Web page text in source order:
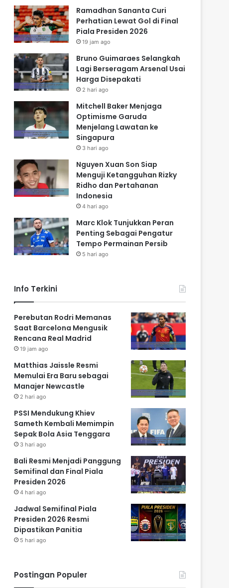
Ramadhan Sananta Curi
Perhatian Lewat Gol di Final
Piala Presiden 2026
19 jam ago
Bruno Guimaraes Selangkah
Lagi Berseragam Arsenal Usai
Harga Disepakati
2 hari ago
Mitchell Baker Menjaga
Optimisme Garuda
Menjelang Lawatan ke
Singapura
3 hari ago
Nguyen Xuan Son Siap
Menguji Ketangguhan Rizky
Ridho dan Pertahanan
Indonesia
4 hari ago
Marc Klok Tunjukkan Peran
Penting Sebagai Pengatur
Tempo Permainan Persib
5 hari ago
Info Terkini
Perebutan Rodri Memanas
Saat Barcelona Mengusik
Rencana Real Madrid
19 jam ago
Matthias Jaissle Resmi
Memulai Era Baru sebagai
Manajer Newcastle
2 hari ago
PSSI Mendukung Khiev
Sameth Kembali Memimpin
Sepak Bola Asia Tenggara
3 hari ago
Bali Resmi Menjadi Panggung
Semifinal dan Final Piala
Presiden 2026
4 hari ago
Jadwal Semifinal Piala
Presiden 2026 Resmi
Dipastikan Panitia
5 hari ago
Postingan Populer